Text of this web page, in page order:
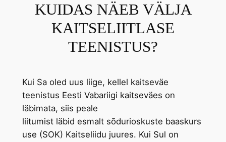
KUIDAS NÄEB VÄLJA
KAITSELIITLASE
TEENISTUS?
Kui Sa oled uus liige, kellel kaitseväe
teenistus Eesti Vabariigi kaitseväes on
läbimata, siis peale
liitumist läbid esmalt sõdurioskuste baaskurs
use (SOK) Kaitseliidu juures. Kui Sul on